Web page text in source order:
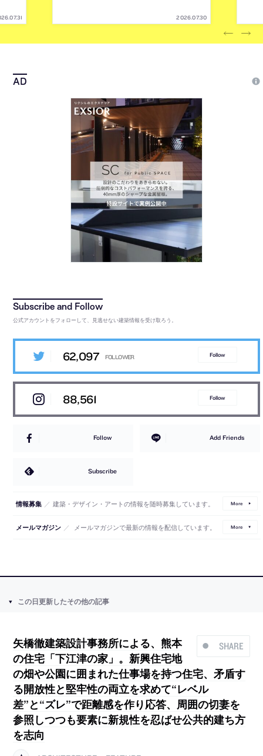
2026.07.30
公式アカウントをフォローして、見逃せない建築情報を受け取ろう。
62,097 Follow
88,561 Follow
Follow Add Friends
Subscribe
情報募集 ／ 建築・デザイン・アートの情報を随時募集しています。 More
メールマガジン ／ メールマガジンで最新の情報を配信しています。 More
この日更新したその他の記事
SHARE
矢橋徹建築設計事務所による、熊本
の住宅「下江津の家」。新興住宅地
の畑や公園に囲まれた仕事場を持つ住宅、矛盾す
る開放性と堅牢性の両立を求めて“レベル
差”と“ズレ”で距離感を作り応答、周囲の切妻を
参照しつつも要素に新規性を忍ばせ公共的建ち方
を志向